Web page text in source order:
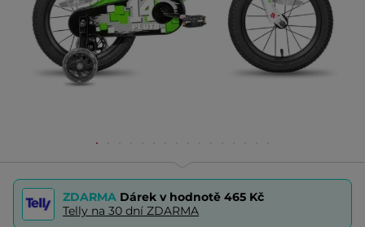
ZDARMA Dárek v hodnotě 465 Kč
Telly na 30 dní ZDARMA